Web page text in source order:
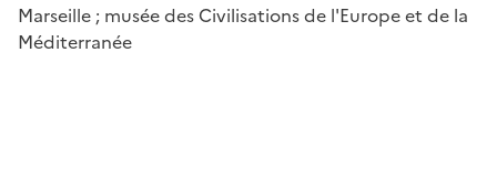
Marseille ; musée des Civilisations de l'Europe et de la
Méditerranée